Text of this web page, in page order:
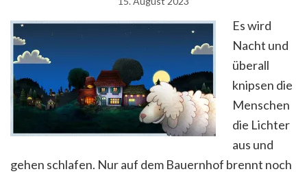
Es wird
Nacht und
überall
knipsen die
Menschen
die Lichter
aus und
gehen schlafen. Nur auf dem Bauernhof brennt noch